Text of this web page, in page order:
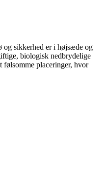
sikkerhed er i højsæde og
biologisk nedbrydelige
placeringer, hvor